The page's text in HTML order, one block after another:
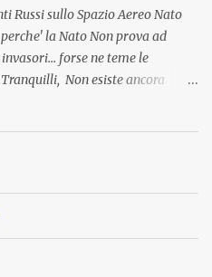
Russi sullo Spazio Aereo Nato
la Nato Non prova ad
forse ne teme le
Non esiste ancora
"False Flag", per provocare
da menti sane, potrebbe